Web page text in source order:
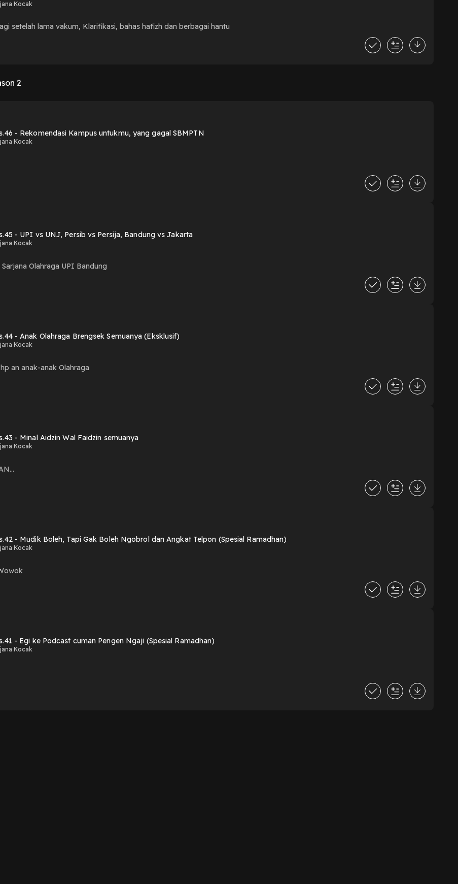
Kocak
setelah lama vakum, Klarifikasi, bahas hafizh dan berbagai hantu
2
- Rekomendasi Kampus untukmu, yang gagal SBMPTN
Kocak
- UPI vs UNJ, Persib vs Persija, Bandung vs Jakarta
Kocak
Olahraga UPI Bandung
- Anak Olahraga Brengsek Semuanya (Eksklusif)
Kocak
an anak-anak Olahraga
- Minal Aidzin Wal Faidzin semuanya
Kocak
- Mudik Boleh, Tapi Gak Boleh Ngobrol dan Angkat Telpon (Spesial Ramadhan)
Kocak
- Egi ke Podcast cuman Pengen Ngaji (Spesial Ramadhan)
Kocak